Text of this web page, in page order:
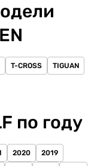
T-CROSS TIGUAN
по году
2020 2019